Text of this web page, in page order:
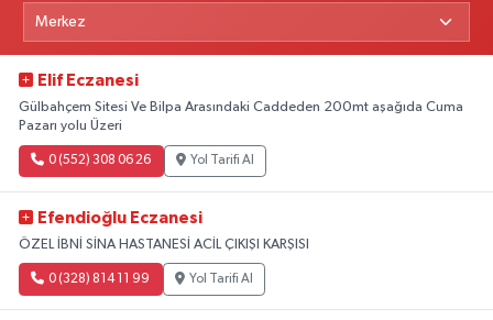
Elif Eczanesi
Gülbahçem Sitesi Ve Bilpa Arasındaki Caddeden 200mt aşağıda Cuma
Pazarı yolu Üzeri
0 (552) 308 06 26 Yol Tarifi Al
Efendioğlu Eczanesi
ÖZEL İBNİ SİNA HASTANESİ ACİL ÇIKIŞI KARŞISI
0 (328) 814 11 99 Yol Tarifi Al